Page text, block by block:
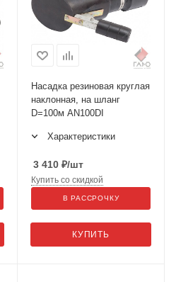
Насадка резиновая круглая
наклонная, на шланг
D=100м AN100DI
Характеристики
3 410 ₽/шт
КУПИТЬ
Купить со скидкой
В РАССРОЧКУ